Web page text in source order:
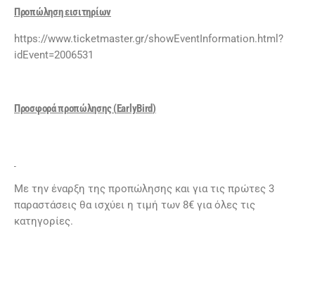
Προπώληση εισιτηρίων
https://www.ticketmaster.gr/showEventInformation.html?
idEvent=2006531
Προσφορά προπώλησης (EarlyBird)
Με την έναρξη της προπώλησης και για τις πρώτες 3
παραστάσεις θα ισχύει η τιμή των 8€ για όλες τις
κατηγορίες.